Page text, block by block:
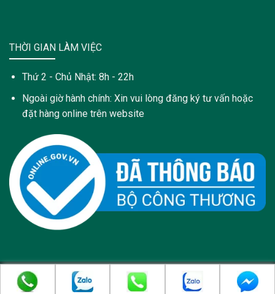
THỜI GIAN LÀM VIỆC
Thứ 2 - Chủ Nhật: 8h - 22h
Ngoài giờ hành chính: Xin vui lòng đăng ký tư vấn hoặc
đặt hàng online trên website
Copyright 2021 © Trang web này được sở hữu và quản lý bởi:
Công Ty Cổ Phần Dược Phẩm PyLoRa - pylora.com